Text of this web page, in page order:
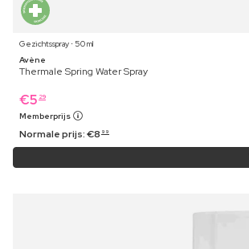
Gezichtsspray ⋅ 50 ml
Avène
Thermale Spring Water Spray
€5 29
Memberprijs
Normale prijs:€8 99